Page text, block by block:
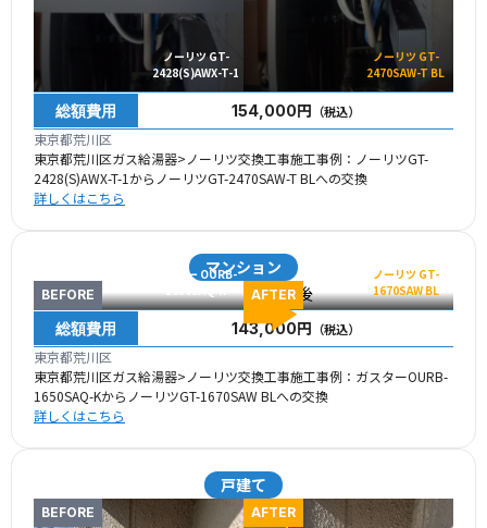
ノーリツ GT-
2428(S)AWX-T-1
ノーリツ GT-
2470SAW-T BL
総額費用 154,000円 （税込）
東京都荒川区
東京都荒川区ガス給湯器>ノーリツ交換工事施工事例：ノーリツGT-
2428(S)AWX-T-1からノーリツGT-2470SAW-T BLへの交換
詳しくはこちら
マンション
BEFORE
ガスター OURB-
1650SAQ-K
AFTER
ノーリツ GT-
1670SAW BL
総額費用 143,000円 （税込）
東京都荒川区
東京都荒川区ガス給湯器>ノーリツ交換工事施工事例：ガスターOURB-
1650SAQ-KからノーリツGT-1670SAW BLへの交換
詳しくはこちら
戸建て
BEFORE AFTER